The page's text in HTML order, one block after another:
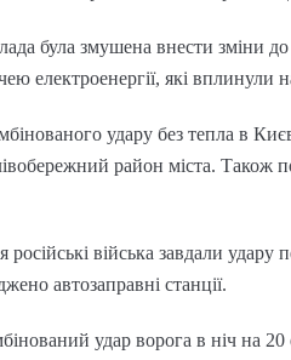
була змушена внести зміни
електроенергії, які вплинули
удару без тепла в
район міста. Також
російські війська завдали
автозаправні станції.
удар ворога в ніч на 20